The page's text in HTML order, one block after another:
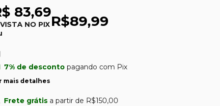
83,69
NO PIX R$89,99
7% de descontopagando com Pix
mais detalhes
Frete grátis a partir de R$150,00